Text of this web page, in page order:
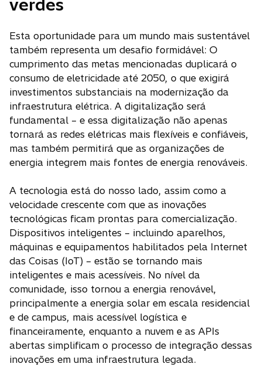
verdes
Esta oportunidade para um mundo mais sustentável
também representa um desafio formidável: O
cumprimento das metas mencionadas duplicará o
consumo de eletricidade até 2050, o que exigirá
investimentos substanciais na modernização da
infraestrutura elétrica. A digitalização será
fundamental – e essa digitalização não apenas
tornará as redes elétricas mais flexíveis e confiáveis,
mas também permitirá que as organizações de
energia integrem mais fontes de energia renováveis.
A tecnologia está do nosso lado, assim como a
velocidade crescente com que as inovações
tecnológicas ficam prontas para comercialização.
Dispositivos inteligentes – incluindo aparelhos,
máquinas e equipamentos habilitados pela Internet
das Coisas (IoT) – estão se tornando mais
inteligentes e mais acessíveis. No nível da
comunidade, isso tornou a energia renovável,
principalmente a energia solar em escala residencial
e de campus, mais acessível logística e
financeiramente, enquanto a nuvem e as APIs
abertas simplificam o processo de integração dessas
inovações em uma infraestrutura legada.